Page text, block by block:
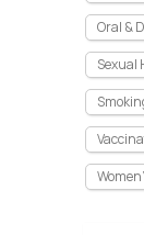
Oral &
Sexual